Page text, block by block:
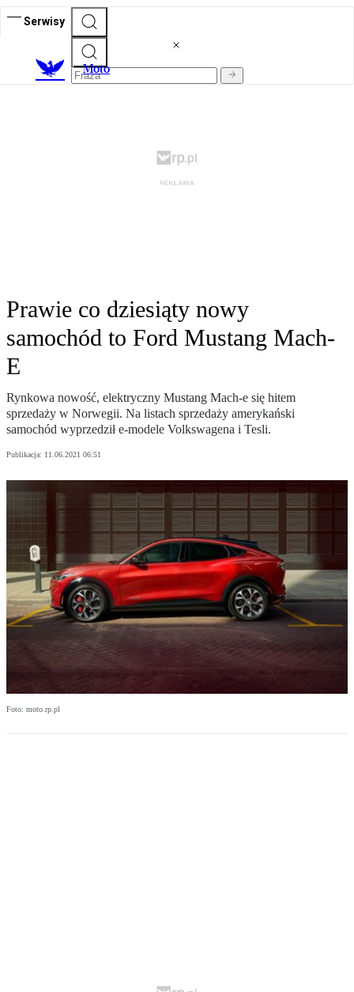
Serwisy
Moto
Prawie co dziesiąty nowy
samochód to Ford Mustang Mach-
E
Rynkowa nowość, elektryczny Mustang Mach-e się hitem
sprzedaży w Norwegii. Na listach sprzedaży amerykański
samochód wyprzedził e-modele Volkswagena i Tesli.
Publikacja: 11.06.2021 06:51
Foto: moto.rp.pl